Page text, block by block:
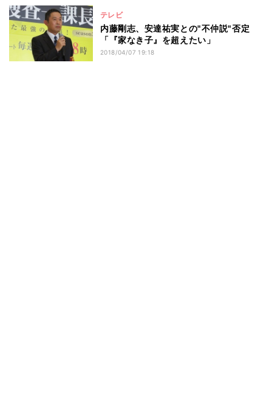
テレビ
内藤剛志、安達祐実との"不仲説"否定
「『家なき子』を超えたい」
2018/04/07 19:18